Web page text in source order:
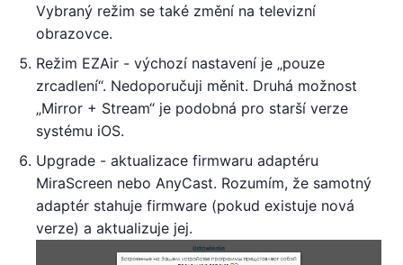
Vybraný režim se také změní na televizní
obrazovce.
Režim EZAir - výchozí nastavení je „pouze
zrcadlení“. Nedoporučuji měnit. Druhá možnost
„Mirror + Stream“ je podobná pro starší verze
systému iOS.
Upgrade - aktualizace firmwaru adaptéru
MiraScreen nebo AnyCast. Rozumím, že samotný
adaptér stahuje firmware (pokud existuje nová
verze) a aktualizuje jej.